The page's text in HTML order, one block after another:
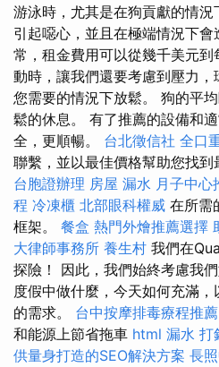
游泳時，尤其是在狗貢獻的情
引起噁心，並且在極端情況下
常，租金費用可以從幾千美元
動時，讓我們還要考慮到壓力
您需要的情況下放鬆。 狗的平
鬆的休息。 有了推薦的設備和
全，更順暢。 台北徵信社 全口
聯繫，並以最佳價格幫助您找到
台胞證辦理 房屋 漏水 月子中心
程 冷凍櫃 北部眼科權威 在所需
框架。 餐盒 熱門外燴推薦選擇
大律師事務所 養生村 我們在
探險！ 因此，我們始終考慮我
度假中做什麼，今天如何充滿
的需求。 台中按摩排毒療程推薦
和能源上節省拖車 html 漏水 打
供量身打造的SEO解決方案 長